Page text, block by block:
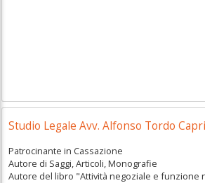
Studio Legale Avv. Alfonso Tordo
Patrocinante in Cassazione
Autore di Saggi, Articoli, Monografie
Autore del libro "Attività negoziale e funzione